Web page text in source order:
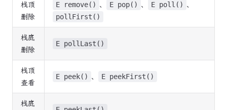
栈顶
删除
E remove() 、 E pop() 、 E poll() 、
pollFirst()
栈底
删除
E pollLast()
栈顶
查看
E peek() 、 E peekFirst()
栈底